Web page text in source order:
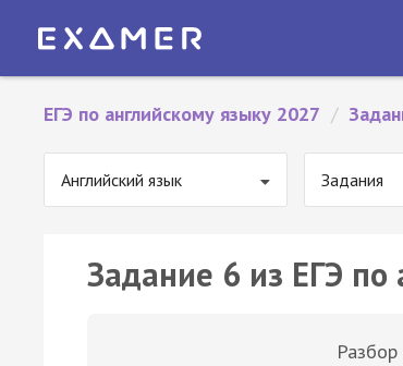
ЕГЭ по английскому языку 2027 /
Английский язык Задания
Задание 6 из ЕГЭ по